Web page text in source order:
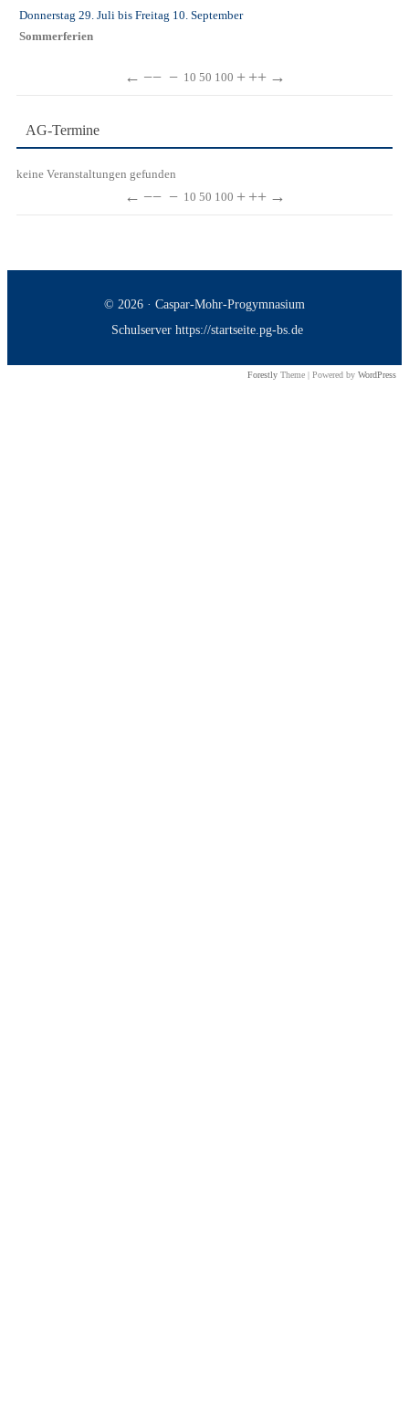
Donnerstag 29. Juli bis Freitag 10. September
Sommerferien
← −− − 10 50 100 + ++ →
AG-Termine
keine Veranstaltungen gefunden
← −− − 10 50 100 + ++ →
© 2026 · Caspar-Mohr-Progymnasium
Schulserver https://startseite.pg-bs.de
Forestly Theme | Powered by WordPress